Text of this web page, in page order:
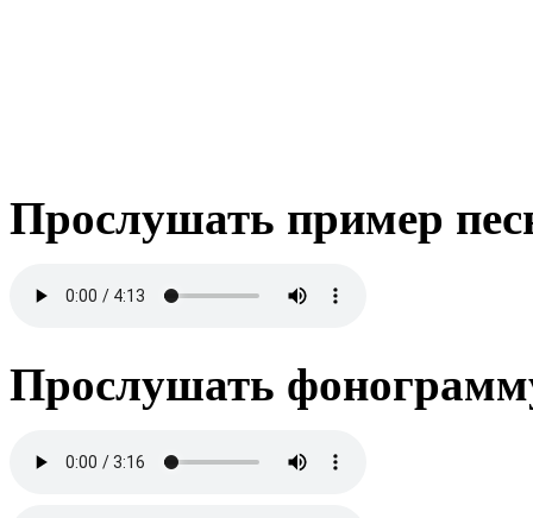
Прослушать пример
Прослушать